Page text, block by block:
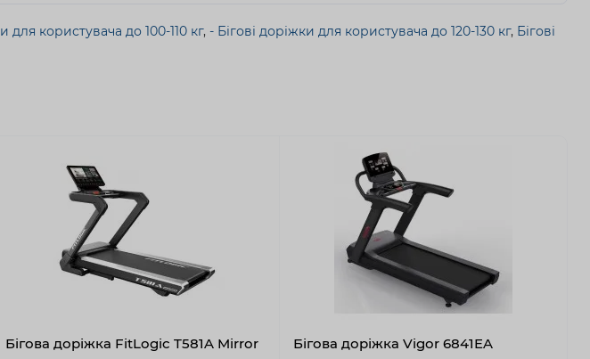
для користувача до 100-110 кг, - Бігові доріжки для користувача до 120-130 кг, Бігові
Бігова доріжка FitLogic T581A Mirror Бігова доріжка Vigor 6841EA